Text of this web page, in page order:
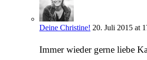
Deine Christine! 20. Juli 2015 at
Immer wieder gerne liebe